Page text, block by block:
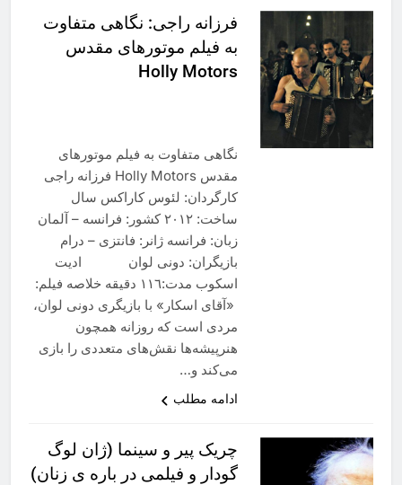
فرزانه راجی: نگاهی متفاوت
به فیلم موتورهای مقدس
Holly Motors
نگاهی متفاوت به فیلم موتورهای
مقدس Holly Motors فرزانه راجی
کارگردان: لئوس کاراکس سال
ساخت: ٢٠١٢ کشور: فرانسه – آلمان
زبان: فرانسه ژانر: فانتزی – درام
بازیگران: دونی لوان ادیت
اسکوب مدت:١١٦ دقیقه خلاصه فیلم:
«آقای اسکار» با بازیگری دونی لوان،
مردی است که روزانه همچون
هنرپیشه‌ها نقش‌های متعددی را بازی
می‌کند و…
ادامه مطلب
چریک پیر و سینما (ژان لوگ
گودار و فیلمی در باره ی زنان)